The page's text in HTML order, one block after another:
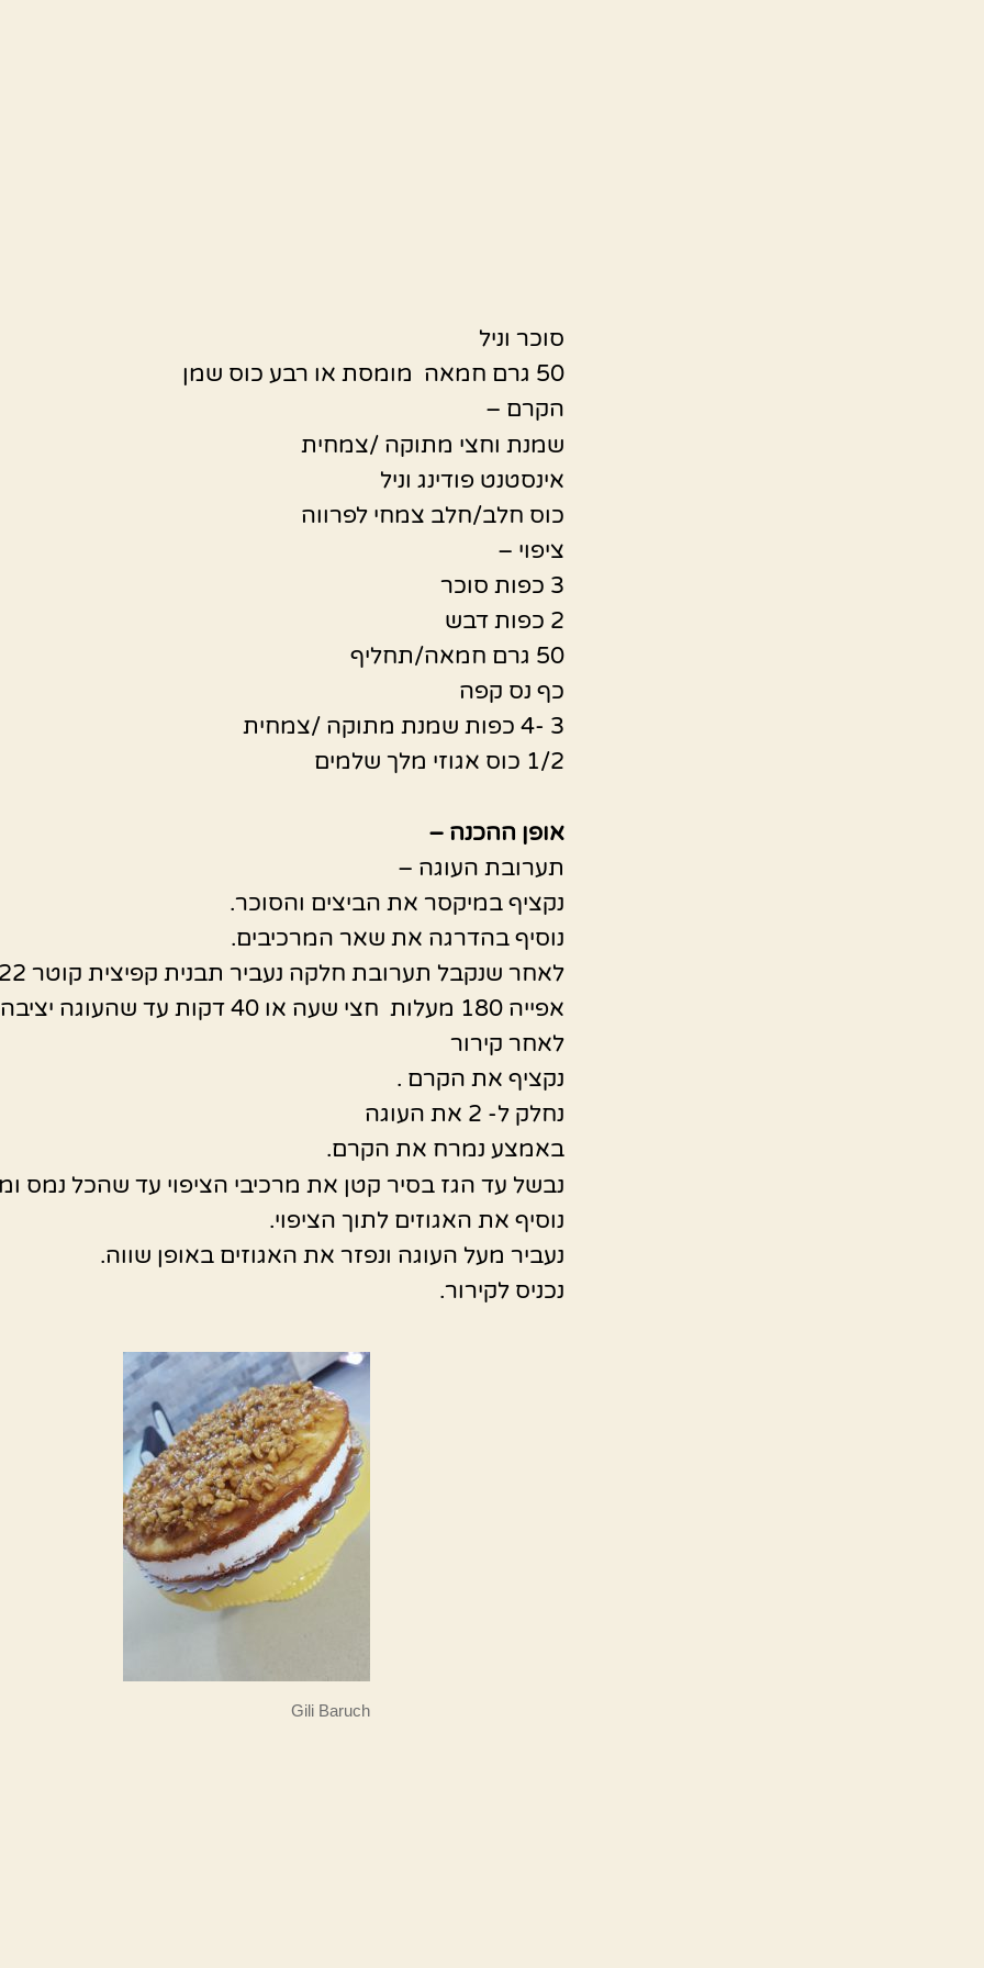
סוכר וניל
50 גרם חמאה מומסת או רבע כוס שמן
הקרם –
שמנת וחצי מתוקה /צמחית
אינסטנט פודינג וניל
כוס חלב/חלב צמחי לפרווה
ציפוי –
3 כפות סוכר
2 כפות דבש
50 גרם חמאה/תחליף
כף נס קפה
3 -4 כפות שמנת מתוקה /צמחית
1/2 כוס אגוזי מלך שלמים
אופן ההכנה –
תערובת העוגה –
נקציף במיקסר את הביצים והסוכר.
נוסיף בהדרגה את שאר המרכיבים.
לאחר שנקבל תערובת חלקה נעביר תבנית קפיצית קוטר 24-22
אפייה 180 מעלות חצי שעה או 40 דקות עד שהעוגה יציבה.
לאחר קירור
נקציף את הקרם .
נחלק ל- 2 את העוגה
באמצע נמרח את הקרם.
נבשל עד הגז בסיר קטן את מרכיבי הציפוי עד שהכל נמס
נוסיף את האגוזים לתוך הציפוי.
נעביר מעל העוגה ונפזר את האגוזים באופן שווה.
נכניס לקירור.
Gili Baruch